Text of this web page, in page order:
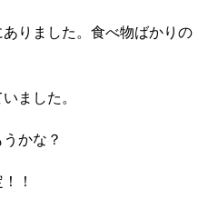
りました。食べ物ばかりの
ました。
かな？
！